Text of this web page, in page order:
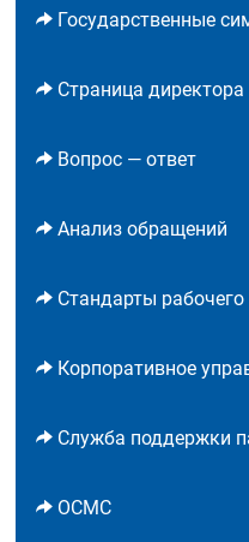
Государственные
Страница директора
Вопрос — ответ
Анализ обращений
Стандарты
Корпоративное
Служба поддержки
ОСМС